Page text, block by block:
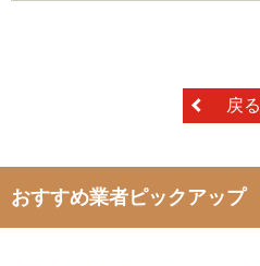
戻る
おすすめ業者ピックアップ